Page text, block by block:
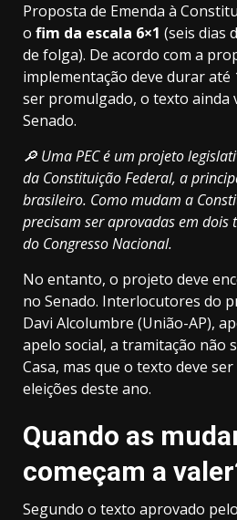
Proposta de Emenda à
o fim da escala 6×1 (seis dias
de folga). De acordo com a
implementação deve durar até
ser promulgado, o texto ainda
Senado.
🔎 Uma PEC é um projeto
da Constituição Federal, a
brasileiro. Como mudam a
precisam ser aprovadas em dois
do Congresso Nacional.
No entanto, o projeto deve
no Senado. Interlocutores do
Davi Alcolumbre (União-AP),
apelo social, a tramitação não
Casa, mas que o texto deve
eleições deste ano.
Quando as
começam a
Segundo o texto aprovado